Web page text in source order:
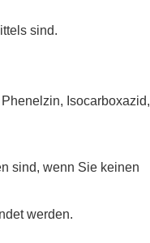
sind.
Isocarboxazid,
sind, wenn Sie keinen
werden.